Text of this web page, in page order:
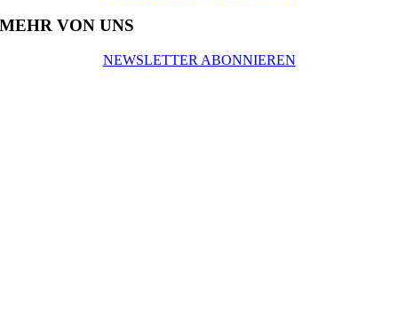
MEHR VON UNS
NEWSLETTER ABONNIEREN